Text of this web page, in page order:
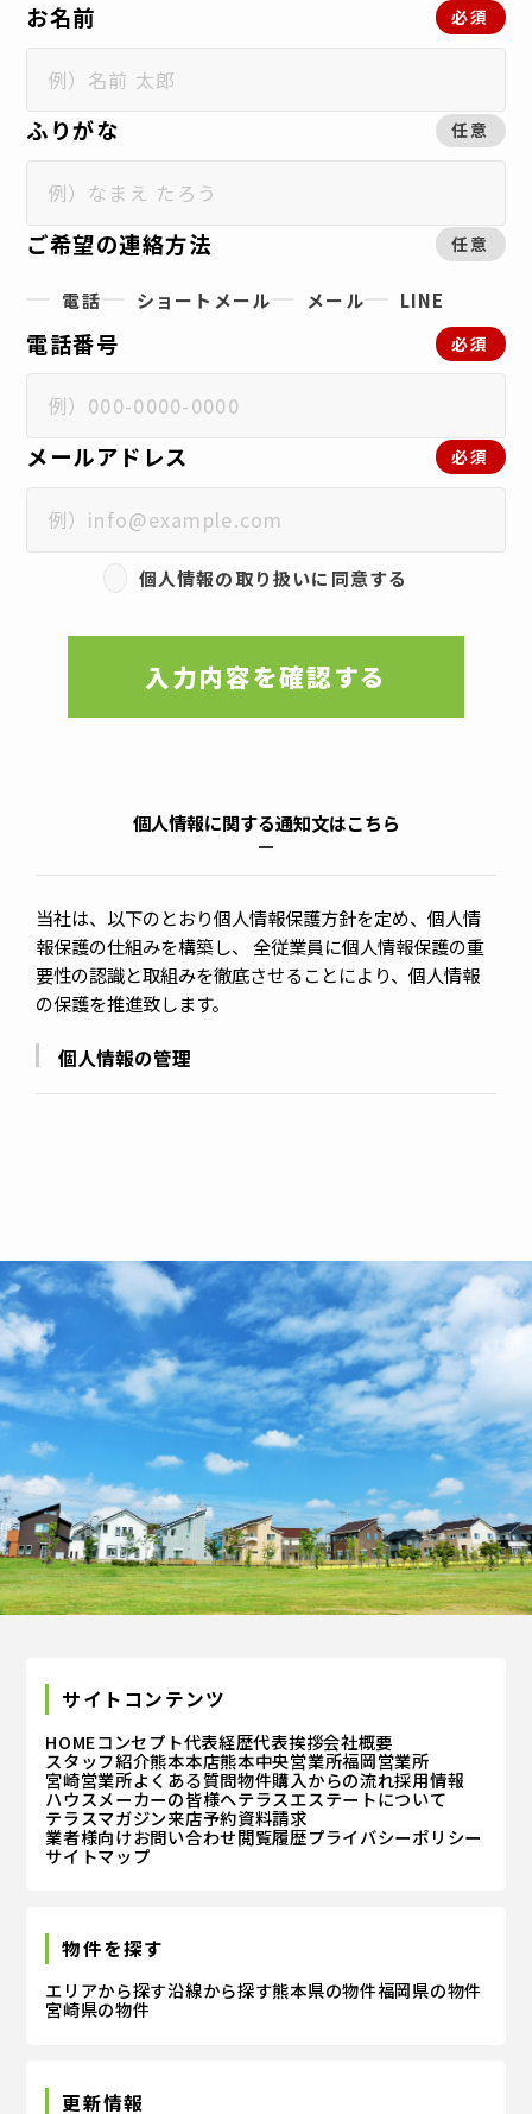
必須
お名前
任意
ふりがな
任意
ご希望の連絡方法
電話 ショートメール メール LINE
必須
電話番号
必須
メールアドレス
個人情報の取り扱いに同意する
入力内容を確認する
個人情報に関する通知文はこちら
当社は、以下のとおり個人情報保護方針を定め、個人情
報保護の仕組みを構築し、 全従業員に個人情報保護の重
要性の認識と取組みを徹底させることにより、個人情報
の保護を推進致します。
個人情報の管理
当社は、お客さまの個人情報を正確かつ最新の状態に
個人情報の利用目的
お客さまからお預かりした個人情報は、当社からのご
連絡や業務のご案内やご質問に対する回答として、電
子メールや資料のご送付に利用いたします。
個人情報の第三者への開示・提供の禁止
当社は、お客さまよりお預かりした個人情報を適切に
管理し、次のいずれかに該当する場合を除き、個人情
報を第三者に開示いたしません。 お客さまの同意が
ある場合 お客さまが希望されるサービスを行なうた
個人情報の安全対策
当社は、個人情報の正確性及び安全性確保のために、
セキュリティに万全の対策を講じています。
ご本人の照会
をご希望される場合には、ご本人であることを確認の
上、対応させていただきます。
法令、その他規範を遵守するとともに、本ポリシーの
サイトコンテンツ
HOMEコンセプト代表経歴代表挨拶会社概要
スタッフ紹介熊本本店熊本中央営業所福岡営業所
宮崎営業所よくある質問物件購入からの流れ採用情報
ハウスメーカーの皆様へテラスエステートについて
テラスマガジン来店予約資料請求
業者様向けお問い合わせ閲覧履歴プライバシーポリシー
サイトマップ
物件を探す
エリアから探す沿線から探す熊本県の物件福岡県の物件
宮崎県の物件
更新情報